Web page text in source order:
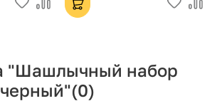
"Шашлычный набор
(0)